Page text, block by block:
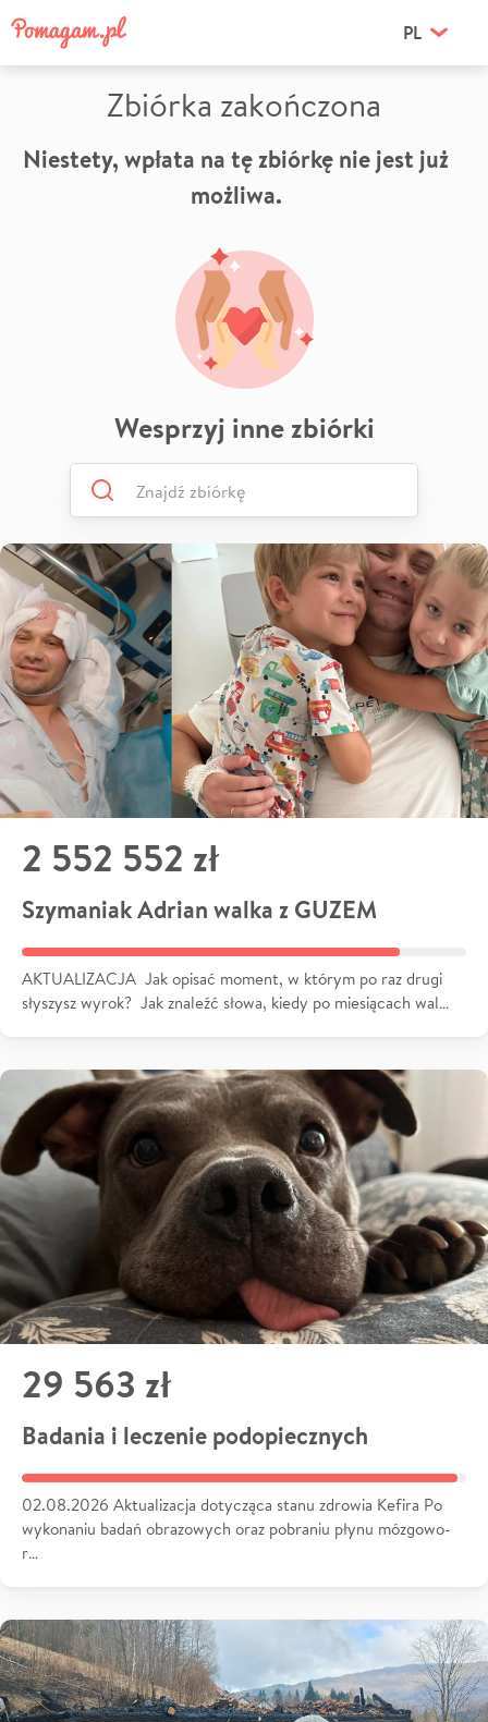
PL
Zbiórka zakończona
Niestety, wpłata na tę zbiórkę nie jest już
możliwa.
Wesprzyj inne zbiórki
2 552 552 zł
Szymaniak Adrian walka z GUZEM
AKTUALIZACJA Jak opisać moment, w którym po raz drugi
słyszysz wyrok? Jak znaleźć słowa, kiedy po miesiącach wal…
29 563 zł
Badania i leczenie podopiecznych
02.08.2026 Aktualizacja dotycząca stanu zdrowia Kefira Po
wykonaniu badań obrazowych oraz pobraniu płynu mózgowo-
r…